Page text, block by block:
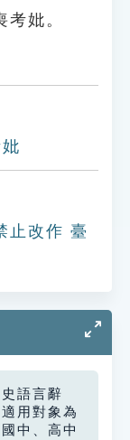
考妣。
止改作 臺
語言辭
用對象為
中、高中